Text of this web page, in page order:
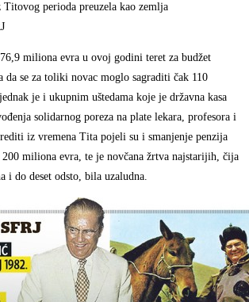
perioda preuzela kao zemlja
miliona evra u ovoj godini teret za budžet
da se za toliki novac moglo sagraditi čak 110
je i ukupnim uštedama koje je državna kasa
solidarnog poreza na plate lekara, profesora i
iz vremena Tita pojeli su i smanjenje penzija
miliona evra, te je novčana žrtva najstarijih, čija
i do deset odsto, bila uzaludna.